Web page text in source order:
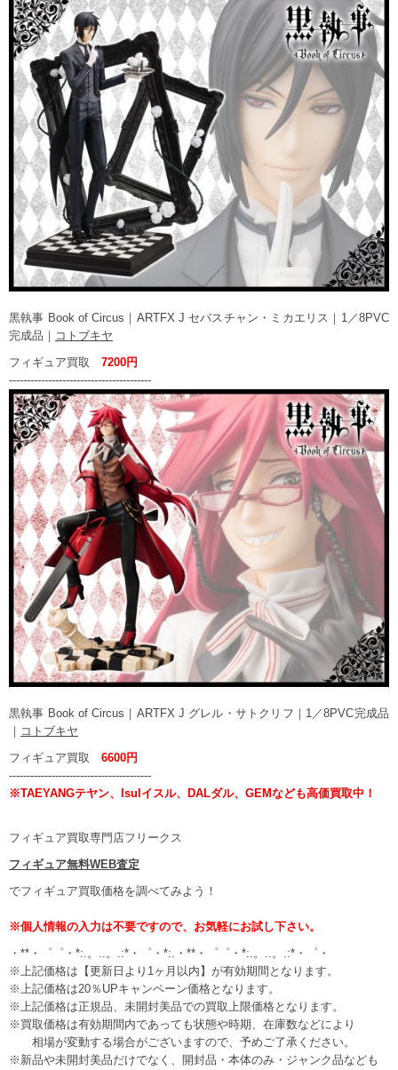
黒執事 Book of Circus｜ARTFX J セバスチャン・ミカエリス｜1／8PVC
完成品｜ コトブキヤ
フィギュア買取 7200円
----------------------------------------
黒執事 Book of Circus｜ARTFX J グレル・サトクリフ｜1／8PVC完成品
｜ コトブキヤ
フィギュア買取 6600円
----------------------------------------
※TAEYANGテヤン、Isulイスル、DALダル、GEMなども高価買取中！
フィギュア買取専門店フリークス
フィギュア無料WEB査定
でフィギュア買取価格を調べてみよう！
※個人情報の入力は不要ですので、お気軽にお試し下さい。
・**・゜゜・*:.。..。.:*・゜・*:.・**・゜゜・*:.。..。.:*・゜・
※上記価格は【更新日より1ヶ月以内】が有効期間となります。
※上記価格は20％UPキャンペーン価格となります。
※上記価格は正規品、未開封美品での買取上限価格となります。
※買取価格は有効期間内であっても状態や時期、在庫数などにより
相場が変動する場合がございますので、予めご了承ください。
※新品や未開封美品だけでなく、開封品・本体のみ・ジャンク品なども